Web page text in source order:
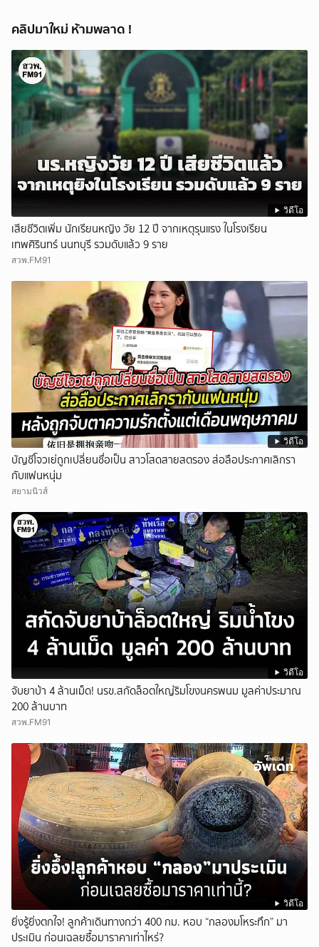
อนุญาต
คลิปมาใหม่ ห้ามพลาด !
วิดีโอ
เสียชีวิตเพิ่ม นักเรียนหญิง วัย 12 ปี จากเหตุรุนแรง ในโรงเรียน
เทพศิรินทร์ นนทบุรี รวมดับแล้ว 9 ราย
สวพ.FM91
วิดีโอ
บัญชีโจวเย่ถูกเปลี่ยนชื่อเป็น สาวโสดสายสตรอง ส่อลือประกาศเลิกรา
กับแฟนหนุ่ม
สยามนิวส์
วิดีโอ
จับยาบ้า 4 ล้านเม็ด! นรข.สกัดล็อตใหญ่ริมโขงนครพนม มูลค่าประมาณ
200 ล้านบาท
สวพ.FM91
วิดีโอ
ยิ่งรู้ยิ่งตกใจ! ลูกค้าเดินทางกว่า 400 กม. หอบ “กลองมโหระทึก” มา
ประเมิน ก่อนเฉลยซื้อมาราคาเท่าไหร่?